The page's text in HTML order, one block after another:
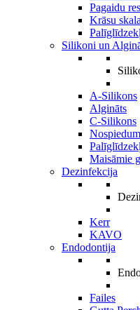
Pagaidu
Krāsu
Silikoni un
A-Silikons
Algināts
C-Silikons
Maisāmie
Dezinfekcija
Kerr
KAVO
Endodontija
Failes